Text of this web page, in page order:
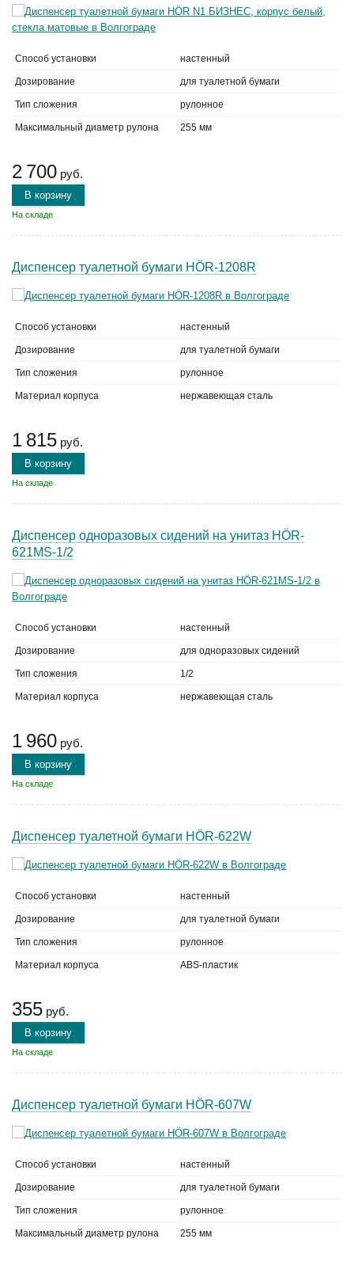
Способ установки настенный
Дозирование для туалетной бумаги
Тип сложения рулонное
Максимальный диаметр рулона 255 мм
2 700 руб.
В корзину
На складе
Диспенсер туалетной бумаги HÖR-1208R
Способ установки настенный
Дозирование для туалетной бумаги
Тип сложения рулонное
Материал корпуса нержавеющая сталь
1 815 руб.
В корзину
На складе
Диспенсер одноразовых сидений на унитаз HÖR-
621MS-1/2
Способ установки настенный
Дозирование для одноразовых сидений
Тип сложения 1/2
Материал корпуса нержавеющая сталь
1 960 руб.
В корзину
На складе
Диспенсер туалетной бумаги HÖR-622W
Способ установки настенный
Дозирование для туалетной бумаги
Тип сложения рулонное
Материал корпуса ABS-пластик
355 руб.
В корзину
На складе
Диспенсер туалетной бумаги HÖR-607W
Способ установки настенный
Дозирование для туалетной бумаги
Тип сложения рулонное
Максимальный диаметр рулона 255 мм